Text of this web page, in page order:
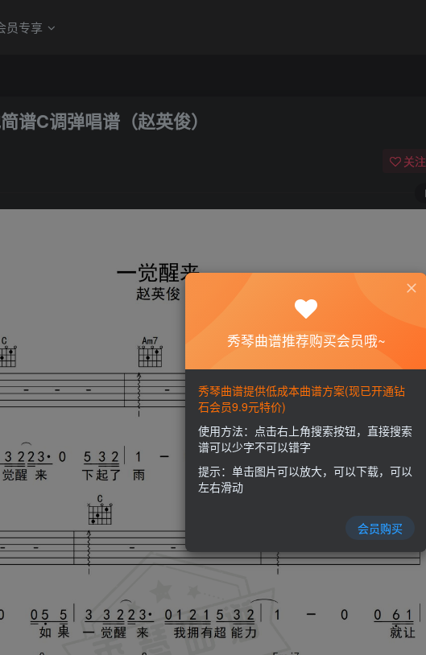
员专享
谱C调弹唱谱（赵英俊）
关注
秀琴曲谱推荐购买会员哦~
秀琴曲谱提供低成本曲谱方案(现已开通钻
石会员9.9元特价)
使用方法：点击右上角搜索按钮，直接搜索
谱可以少字不可以错字
提示：单击图片可以放大，可以下载，可以
左右滑动
会员购买